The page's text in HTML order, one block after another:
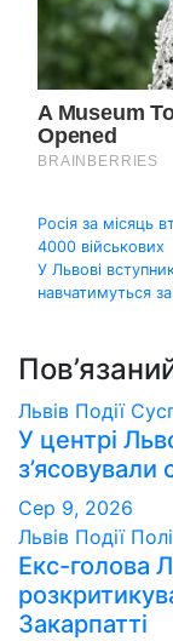
Росія за місяць
4000 військових
У Львові
навчатимуться
Львів Події
У центрі
Сер 9, 2026
Львів Події
Екс-голова
Закарпатті